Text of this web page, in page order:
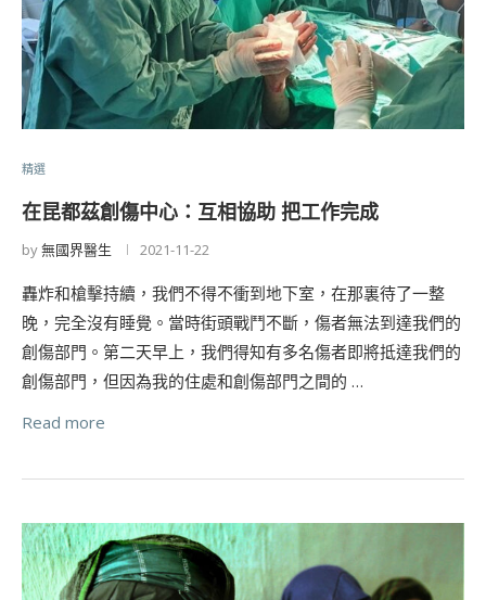
精選
在昆都茲創傷中心：互相協助 把工作完成
by無國界醫生 2021-11-22
轟炸和槍擊持續，我們不得不衝到地下室，在那裏待了一整
晚，完全沒有睡覺。當時街頭戰鬥不斷，傷者無法到達我們的
創傷部門。第二天早上，我們得知有多名傷者即將抵達我們的
創傷部門，但因為我的住處和創傷部門之間的 …
Read more